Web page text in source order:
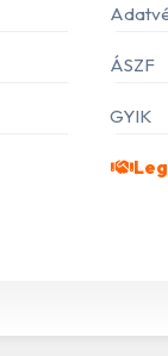
ÁSZF
GYIK